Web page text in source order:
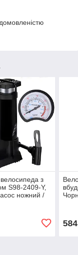
з
S98-2409-Y,
ножний /